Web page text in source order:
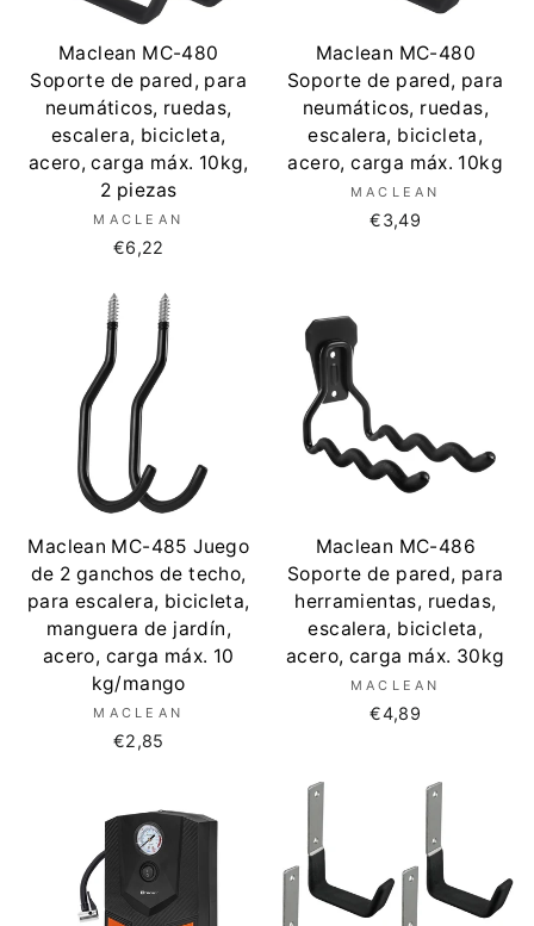
Maclean MC-480
Soporte de pared, para
neumáticos, ruedas,
escalera, bicicleta,
acero, carga máx. 10kg,
2 piezas
MACLEAN
€6,22
Maclean MC-480
Soporte de pared, para
neumáticos, ruedas,
escalera, bicicleta,
acero, carga máx. 10kg
MACLEAN
€3,49
Maclean MC-485 Juego
de 2 ganchos de techo,
para escalera, bicicleta,
manguera de jardín,
acero, carga máx. 10
kg/mango
MACLEAN
€2,85
Maclean MC-486
Soporte de pared, para
herramientas, ruedas,
escalera, bicicleta,
acero, carga máx. 30kg
MACLEAN
€4,89